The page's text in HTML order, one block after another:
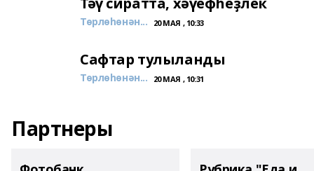
Төрлөһөнән... 20 МАЯ , 10:33
Сафтар тулыланды
Төрлөһөнән... 20 МАЯ , 10:31
Партнеры